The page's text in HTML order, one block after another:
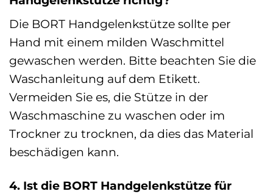
Die BORT Handgelenkstütze sollte per
Hand mit einem milden Waschmittel
gewaschen werden. Bitte beachten Sie die
Waschanleitung auf dem Etikett.
Vermeiden Sie es, die Stütze in der
Waschmaschine zu waschen oder im
Trockner zu trocknen, da dies das Material
beschädigen kann.
4. Ist die BORT Handgelenkstütze für